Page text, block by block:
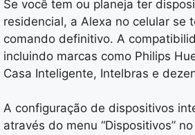
Se você tem ou planeja ter
residencial, a Alexa no celular se
comando definitivo. A
incluindo marcas como Philips
Casa Inteligente, Intelbras e
A configuração de dispositivos
através do menu “Dispositivos”